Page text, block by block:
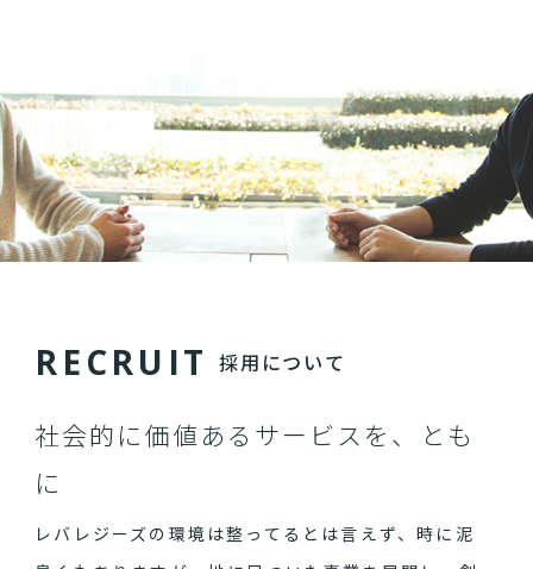
RECRU IT 採用について
社会的に価値あるサービスを、とも
に
レバレジーズの環境は整ってるとは言えず、時に泥